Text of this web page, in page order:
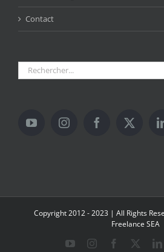
Contact
Rechercher:
Copyright 2012 - 2023 | All Rights
Freelance SEA
YouTubeInstagramFacebook